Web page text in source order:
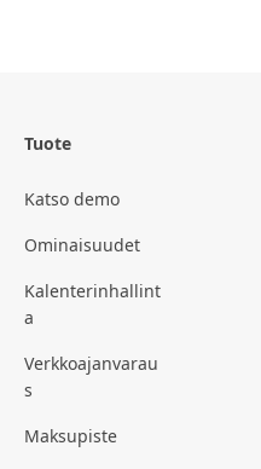
Tuote
Katso demo
Ominaisuudet
Kalenterinhallint
a
Verkkoajanvarau
s
Maksupiste